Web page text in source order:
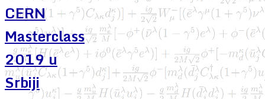
CERN
Masterclass
2019 u
Srbiji